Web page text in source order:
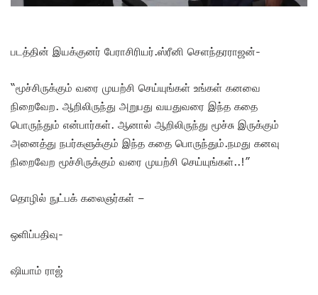
படத்தின் இயக்குனர் பேராசிரியர்.ஸ்ரீனி செளந்தரராஜன்-
“மூச்சிருக்கும் வரை முயற்சி செய்யுங்கள் உங்கள் கனவை
நிறைவேற. ஆறிலிருந்து அறுபது வயதுவரை இந்த கதை
பொருந்தும் என்பார்கள். ஆனால் ஆறிலிருந்து மூச்சு இருக்கும்
அனைத்து நபர்களுக்கும் இந்த கதை பொருந்தும்.நமது கனவு
நிறைவேற மூச்சிருக்கும் வரை முயற்சி செய்யுங்கள்..!”
தொழில் நுட்பக் கலைஞர்கள் –
ஒளிப்பதிவு-
ஷியாம் ராஜ்